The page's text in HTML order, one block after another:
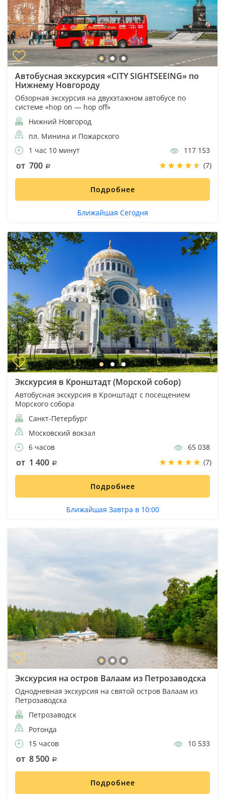
Автобусная экскурсия «CITY SIGHTSEEING» по
Нижнему Новгороду
Обзорная экскурсия на двухэтажном автобусе по
системе «hop on — hop off»
Нижний Новгород
пл. Минина и Пожарского
1 час 10 минут
117 153
от 700 (7)
Подробнее
Ближайшая Сегодня
Экскурсия в Кронштадт (Морской собор)
Автобусная экскурсия в Кронштадт с посещением
Морского собора
Санкт-Петербург
Московский вокзал
6 часов
65 038
от 1 400 (7)
Подробнее
Ближайшая Завтра в 10:00
Экскурсия на остров Валаам из Петрозаводска
Однодневная экскурсия на святой остров Валаам из
Петрозаводска
Петрозаводск
Ротонда
15 часов
10 533
от 8 500
Подробнее